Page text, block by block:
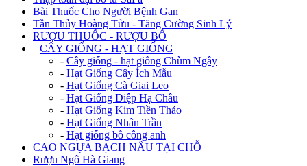
Bài Thuốc Cho Người Bệnh Gan
Tần Thủy Hoàng Tửu - Tăng Cường Sinh Lý
RƯỢU THUỐC - RƯỢU BỔ
CÂY GIỐNG - HẠT GIỐNG
- Cây giống - hạt giống Chùm Ngây
- Hạt Giống Cây Ích Mẫu
- Hạt Giống Cà Giai Leo
- Hạt Giống Diệp Hạ Châu
- Hạt Giống Kim Tiền Thảo
- Hạt Giống Nhân Trần
- Hạt giống bồ công anh
CAO NGỰA BẠCH NẤU TẠI CHỖ
Rượu Ngô Hà Giang